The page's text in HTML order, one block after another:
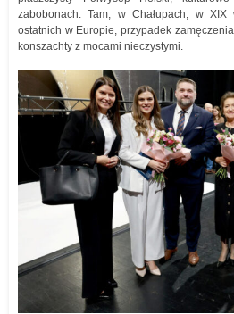
zabobonach. Tam, w Chałupach, w
ostatnich w Europie, przypadek
konszachty z mocami nieczystymi.